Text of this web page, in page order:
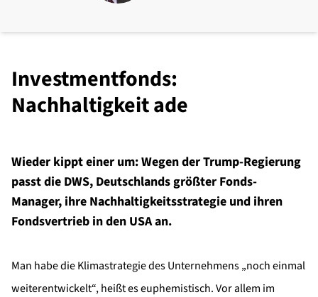
Investmentfonds:
Nachhaltigkeit ade
Wieder kippt einer um: Wegen der Trump-Regierung
passt die DWS, Deutschlands größter Fonds-
Manager, ihre Nachhaltigkeitsstrategie und ihren
Fondsvertrieb in den USA an.
Man habe die Klimastrategie des Unternehmens „noch einmal
weiterentwickelt“, heißt es euphemistisch. Vor allem im